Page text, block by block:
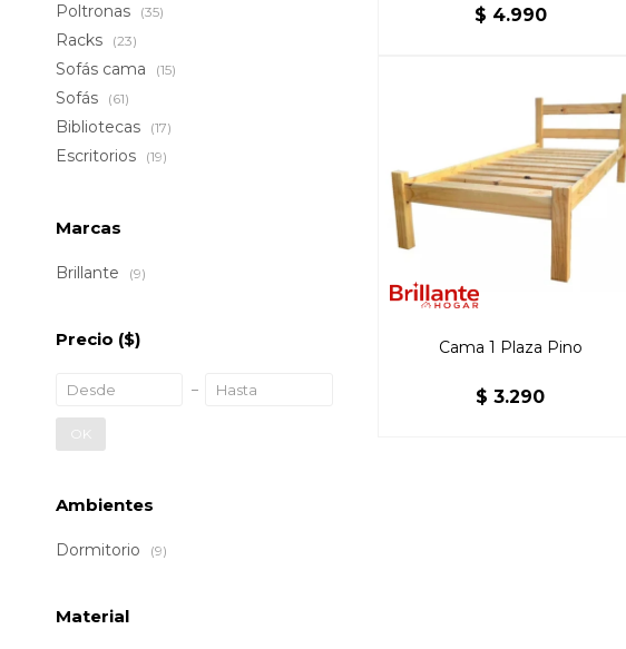
$ 4.990
Cama 1 Plaza Pino
$ 3.290
Poltronas (35)
Racks (23)
Sofás cama (15)
Sofás (61)
Bibliotecas (17)
Escritorios (19)
Marcas
Brillante (9)
Precio ($)
OK
Ambientes
Dormitorio (9)
Material